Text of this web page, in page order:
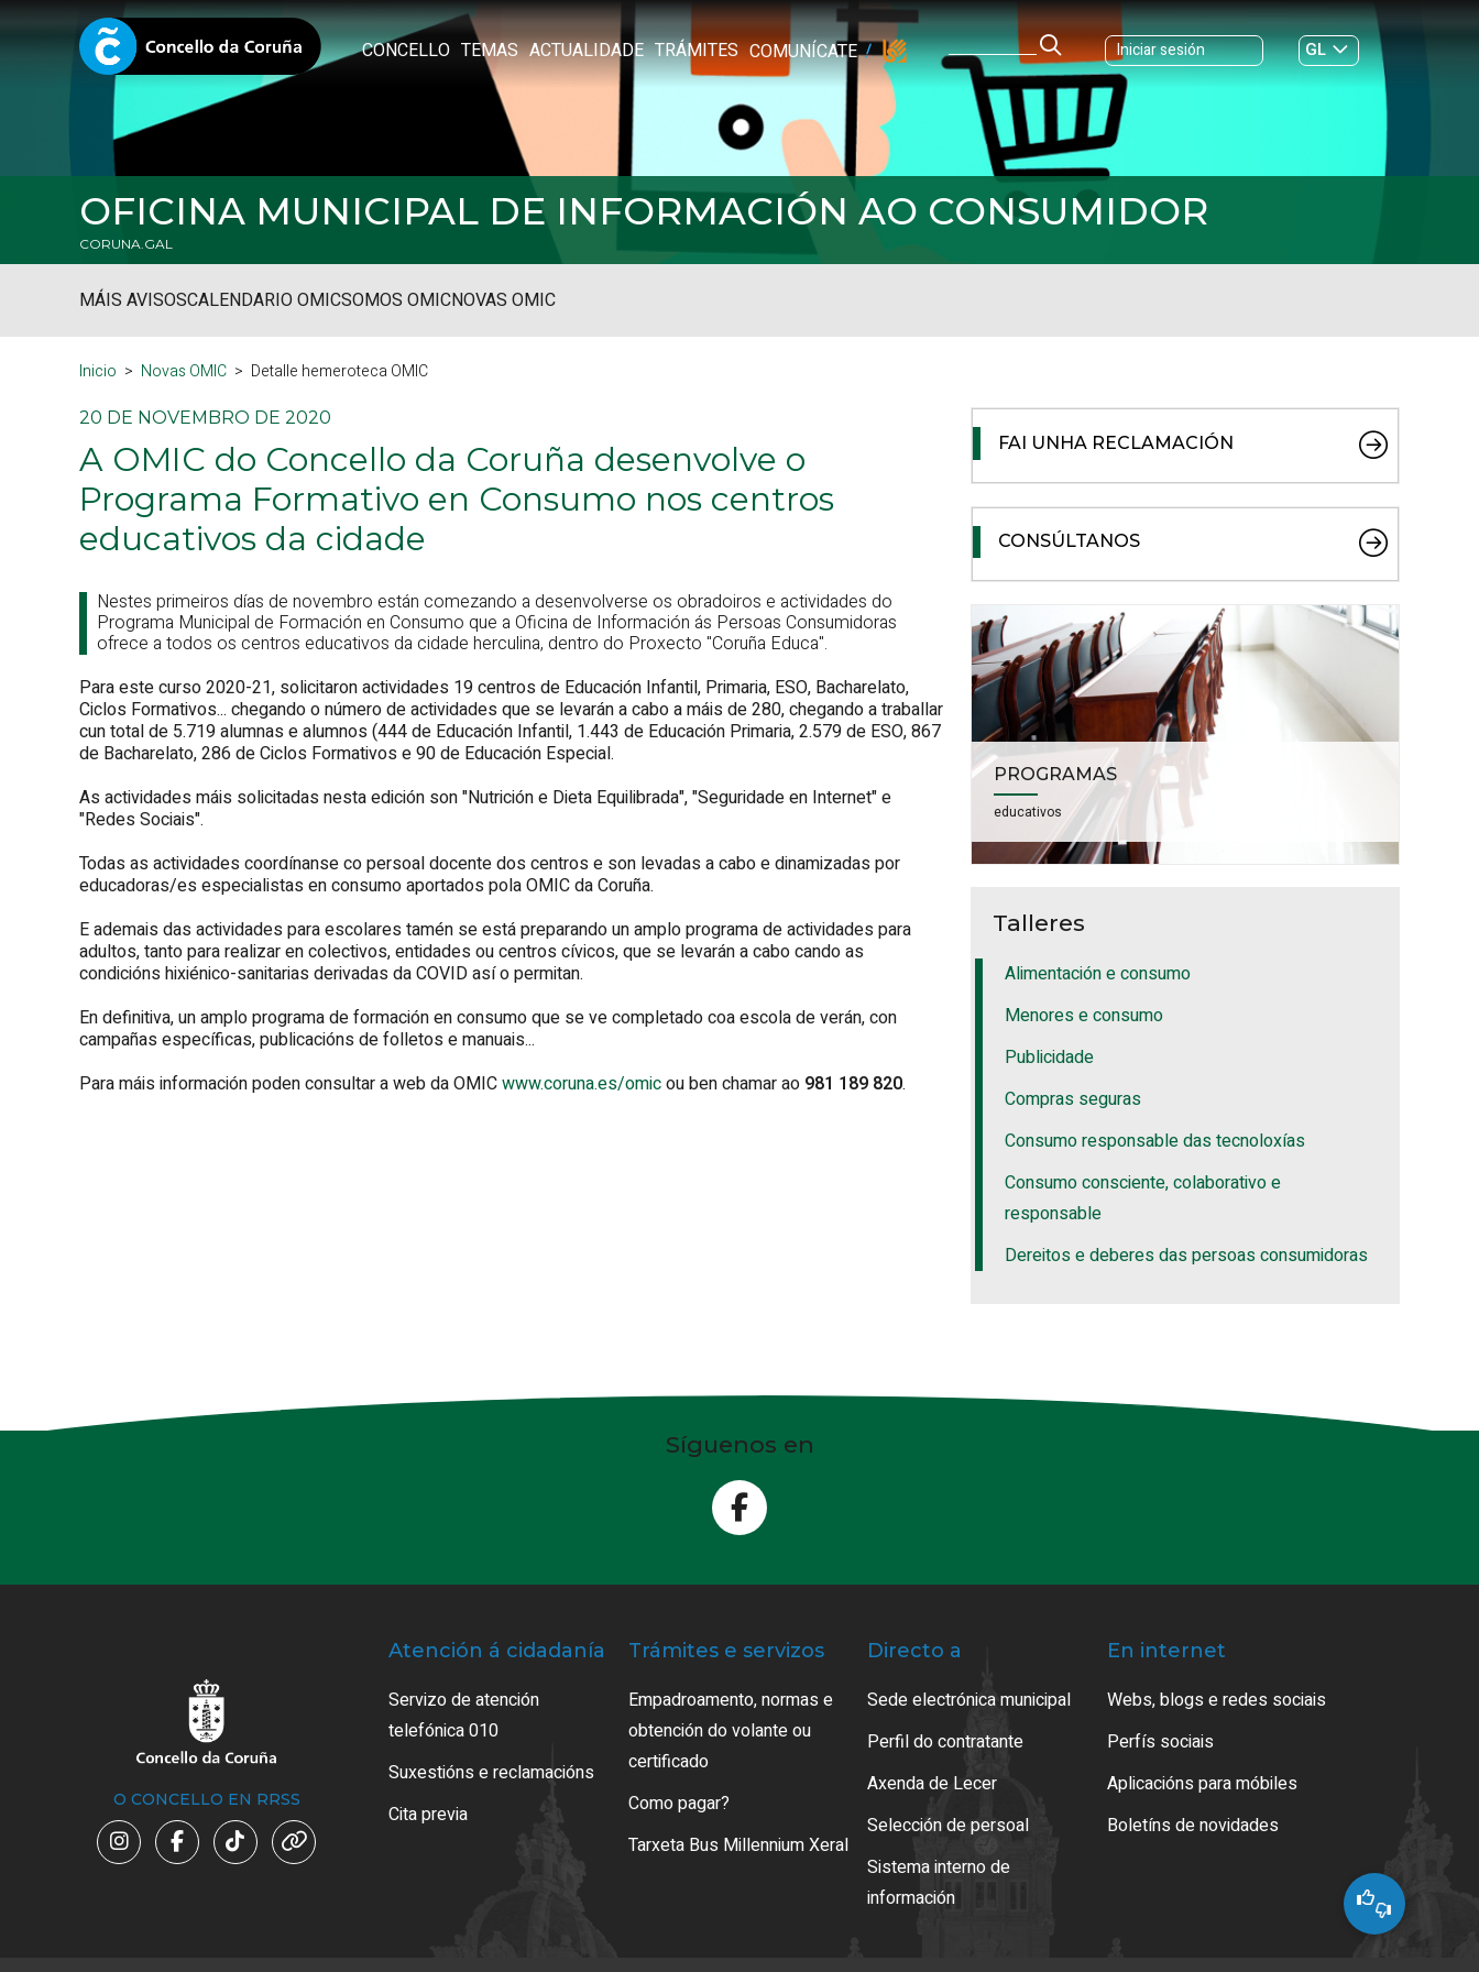
CONCELLO TEMAS ACTUALIDADE TRÁMITES COMUNÍCATE Iniciar sesión
GL
ES|
OFICINA MUNICIPAL DE INFORMACIÓN AO CONSUMIDOR
CORUNA.GAL
MÁIS AVISOSCALENDARIO OMICSOMOS OMICNOVAS OMIC
Inicio Novas OMIC Detalle hemeroteca OMIC
20 DE NOVEMBRO DE 2020
A OMIC do Concello da Coruña desenvolve o
Programa Formativo en Consumo nos centros
educativos da cidade
Nestes primeiros días de novembro están comezando a desenvolverse os obradoiros e actividades do
Programa Municipal de Formación en Consumo que a Oficina de Información ás Persoas Consumidoras
ofrece a todos os centros educativos da cidade herculina, dentro do Proxecto "Coruña Educa".
Para este curso 2020-21, solicitaron actividades 19 centros de Educación Infantil, Primaria, ESO, Bacharelato,
Ciclos Formativos... chegando o número de actividades que se levarán a cabo a máis de 280, chegando a traballar
cun total de 5.719 alumnas e alumnos (444 de Educación Infantil, 1.443 de Educación Primaria, 2.579 de ESO, 867
de Bacharelato, 286 de Ciclos Formativos e 90 de Educación Especial.
As actividades máis solicitadas nesta edición son "Nutrición e Dieta Equilibrada", "Seguridade en Internet" e
"Redes Sociais".
Todas as actividades coordínanse co persoal docente dos centros e son levadas a cabo e dinamizadas por
educadoras/es especialistas en consumo aportados pola OMIC da Coruña.
E ademais das actividades para escolares tamén se está preparando un amplo programa de actividades para
adultos, tanto para realizar en colectivos, entidades ou centros cívicos, que se levarán a cabo cando as
condicións hixiénico-sanitarias derivadas da COVID así o permitan.
En definitiva, un amplo programa de formación en consumo que se ve completado coa escola de verán, con
campañas específicas, publicacións de folletos e manuais...
Para máis información poden consultar a web da OMICwww.coruna.es/omicou ben chamar ao 981 189 820.
FAI UNHA RECLAMACIÓN
CONSÚLTANOS
PROGRAMAS
educativos
Talleres
Alimentación e consumo
Menores e consumo
Publicidade
Compras seguras
Consumo responsable das tecnoloxías
Consumo consciente, colaborativo e
responsable
Dereitos e deberes das persoas consumidoras
Síguenos en
O CONCELLO EN RRSS
Atención á cidadanía
Servizo de atención
telefónica 010
Suxestións e reclamacións
Cita previa
Trámites e servizos
Empadroamento, normas e
obtención do volante ou
certificado
Como pagar?
Tarxeta Bus Millennium Xeral
Directo a
Sede electrónica municipal
Perfil do contratante
Axenda de Lecer
Selección de persoal
Sistema interno de
información
En internet
Webs, blogs e redes sociais
Perfís sociais
Aplicacións para móbiles
Boletíns de novidades